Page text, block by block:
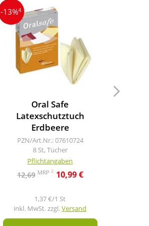
-13%4
Oral Safe
Latexschutztuch
Erdbeere
PZN/Art.Nr.: 07610724
8 St, Tücher
Pflichtangaben
12,69 MRP 2 10,99 €
1,37 €/1 St
inkl. MwSt. zzgl.Versand